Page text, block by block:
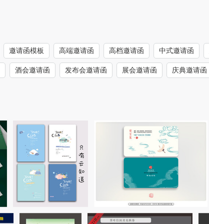
邀请函模板 高端邀请函 高档邀请函 中式邀请函
酒会邀请函 发布会邀请函 展会邀请函 庆典邀请函